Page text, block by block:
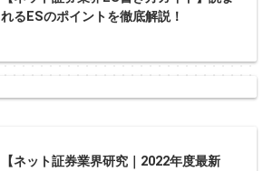
れるESのポイントを徹底解説！
【ネット証券業界研究｜2022年度最新